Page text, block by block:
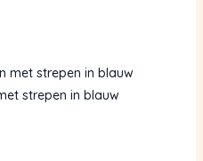
strepen in blauw